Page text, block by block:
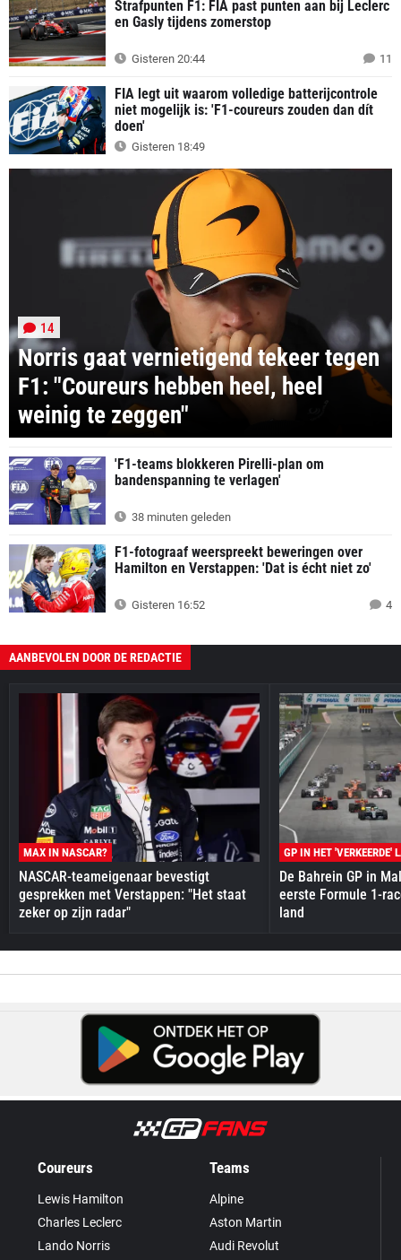
Strafpunten F1: FIA past punten aan bij Leclerc
en Gasly tijdens zomerstop
Gisteren 20:44 11
FIA legt uit waarom volledige batterijcontrole
niet mogelijk is: 'F1-coureurs zouden dan dít
doen'
Gisteren 18:49
Norris gaat vernietigend tekeer tegen
F1: "Coureurs hebben heel, heel
weinig te zeggen"
14
'F1-teams blokkeren Pirelli-plan om
bandenspanning te verlagen'
38 minuten geleden
F1-fotograaf weerspreekt beweringen over
Hamilton en Verstappen: 'Dat is écht niet zo'
Gisteren 16:52 4
AANBEVOLEN DOOR DE REDACTIE
MAX IN NASCAR?
NASCAR-teameigenaar bevestigt
gesprekken met Verstappen: "Het staat
zeker op zijn radar"
GP IN HET 'VERKEERDE'
De Bahrein GP in
eerste Formule 1-
land
Coureurs
Lewis Hamilton
Charles Leclerc
Lando Norris
Teams
Alpine
Aston Martin
Audi Revolut